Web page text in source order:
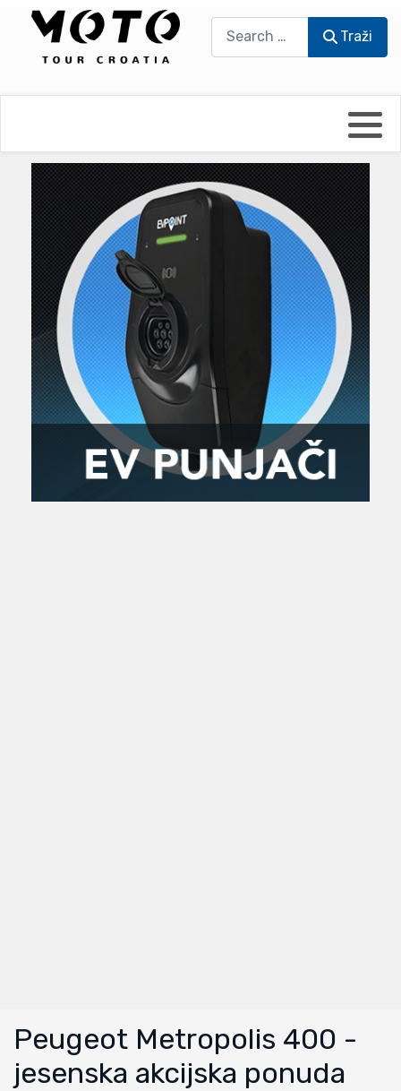
Traži
Peugeot Metropolis 400 -
jesenska akcijska ponuda
UmPaDrum
Moto servisi
Impressum
Damir Žerić - ELPASSO
Dario Dinter - Moto TOZ
Igor Kreč - UmPaDrum
Igor Kukec Brmbi
Slaven Gajdek
MTC - Moto Tour Croatia
Moto putopisi
Vikend vožnje
Zanimljivost
Najave i noviteti